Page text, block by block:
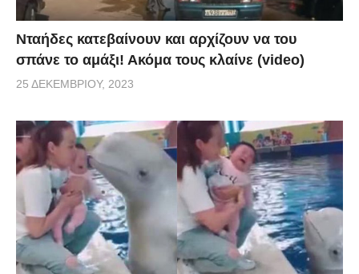
Νταήδες κατεβαίνουν και αρχίζουν να του
σπάνε το αμάξι! Ακόμα τους κλαίνε (video)
25 ΔΕΚΕΜΒΡΊΟΥ, 2023